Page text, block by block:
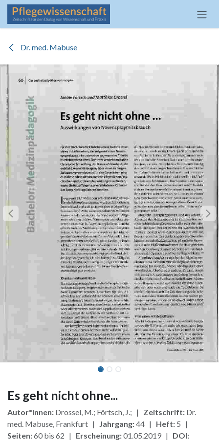
Zum Inhalt springen
Dr. med. Mabuse
Es geht nicht ohne...
Autor*innen: Drossel, M.; Förtsch, J.; | Zeitschrift: Dr.
med. Mabuse, Frankfurt | Jahrgang:44 | Heft: 5 |
Seiten:60 bis 62 | Erscheinung:01.05.2019 | DOI: